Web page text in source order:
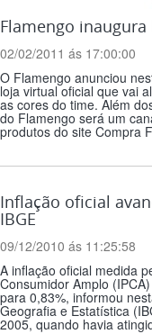
Flamengo
02/02/2011 ás 17:00:00
O Flamengo anunciou
loja virtual oficial que vai
as cores do time. Além
do Flamengo será um
produtos do site Compra
Inflação oficial
IBGE
09/12/2010 ás 11:25:58
A inflação oficial medida
Consumidor Amplo
para 0,83%, informou
Geografia e Estatística
2005, quando havia